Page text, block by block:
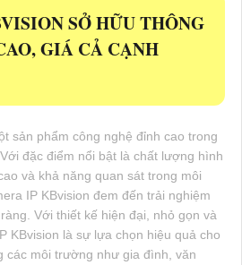
SỞ HỮU THÔNG
GIÁ CẢ CẠNH
sản phẩm công nghệ đỉnh cao trong
đặc điểm nổi bật là chất lượng hình
và khả năng quan sát trong môi
IP KBvision đem đến trải nghiệm
Với thiết kế hiện đại, nhỏ gọn và
KBvision là sự lựa chọn hiệu quả cho
các môi trường như gia đình, văn